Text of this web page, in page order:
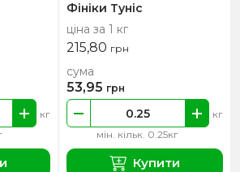
кг
Фініки Туніс
ціна за 1 кг
215,80 грн
мін. кільк. 0.25кг
кг
сума
53,95 грн
Купити